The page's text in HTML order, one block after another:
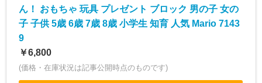
ん！ おもちゃ 玩具 プレゼント ブロック 男の子 女の
子 子供 5歳 6歳 7歳 8歳 小学生 知育 人気 Mario 7143
9
￥6,800
(価格・在庫状況は記事公開時点のものです)